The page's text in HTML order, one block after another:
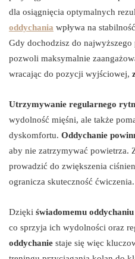
dla osiągnięcia optymalnych
oddychania wpływa na
Gdy dochodzisz do najwyższego
pozwoli maksymalnie
wracając do pozycji wyjściowej,
Utrzymywanie regularnego
wydolność mięśni, ale także
dyskomfortu. Oddychanie
aby nie zatrzymywać powietrza.
prowadzić do zwiększenia
ogranicza skuteczność ćwiczenia.
Dzięki świadomemu oddychaniu
co sprzyja ich wydolności oraz
oddychanie staje się więc